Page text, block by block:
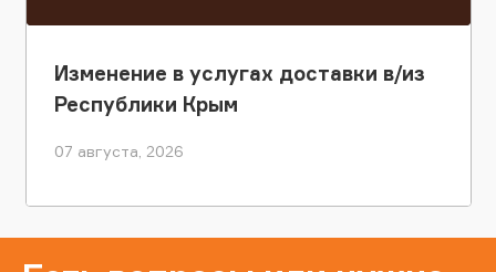
Изменение в услугах доставки в/из
Республики Крым
07 августа, 2026